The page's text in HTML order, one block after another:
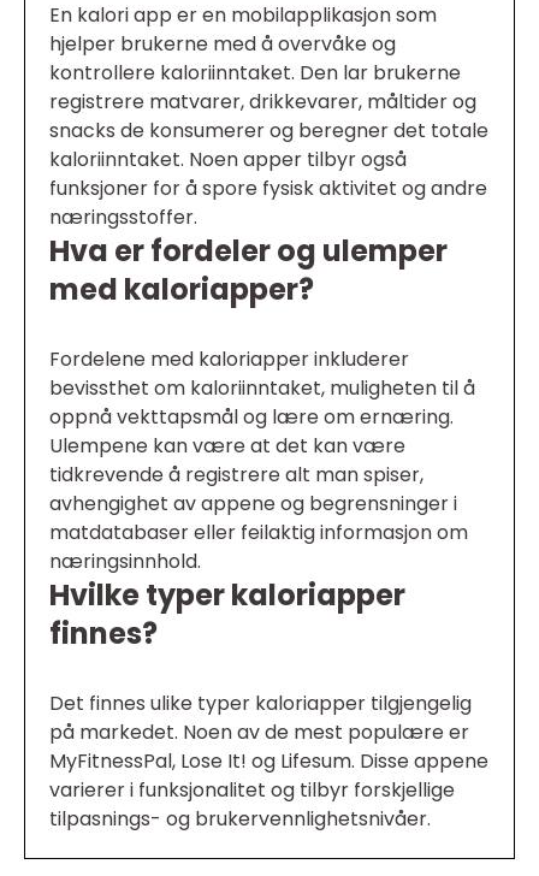
En kalori app er en mobilapplikasjon som
hjelper brukerne med å overvåke og
kontrollere kaloriinntaket. Den lar brukerne
registrere matvarer, drikkevarer, måltider og
snacks de konsumerer og beregner det totale
kaloriinntaket. Noen apper tilbyr også
funksjoner for å spore fysisk aktivitet og andre
næringsstoffer.
Hva er fordeler og ulemper
med kaloriapper?
Fordelene med kaloriapper inkluderer
bevissthet om kaloriinntaket, muligheten til å
oppnå vekttapsmål og lære om ernæring.
Ulempene kan være at det kan være
tidkrevende å registrere alt man spiser,
avhengighet av appene og begrensninger i
matdatabaser eller feilaktig informasjon om
næringsinnhold.
Hvilke typer kaloriapper
finnes?
Det finnes ulike typer kaloriapper tilgjengelig
på markedet. Noen av de mest populære er
MyFitnessPal, Lose It! og Lifesum. Disse appene
varierer i funksjonalitet og tilbyr forskjellige
tilpasnings- og brukervennlighetsnivåer.